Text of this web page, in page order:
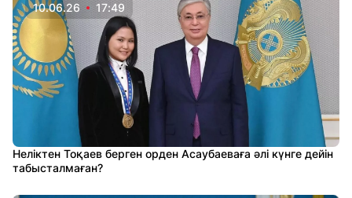
10.06.26 17:49
Неліктен Тоқаев берген орден Асаубаеваға әлі күнге дейін
табысталмаған?